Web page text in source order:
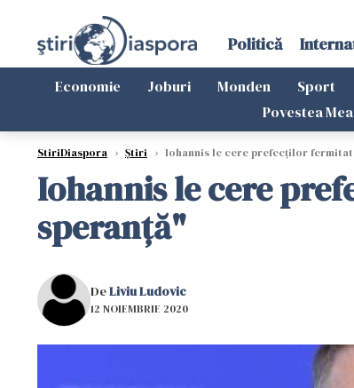
Politică
Economie Joburi Monden Sport
Povestea Mea
StiriDiaspora › Știri › Iohannis le cere prefecților
Iohannis le cere
speranță"
DeLiviu Ludovic
12 NOIEMBRIE 2020